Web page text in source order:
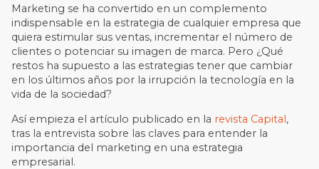
Marketing se ha convertido en un complemento
indispensable en la estrategia de cualquier empresa que
quiera estimular sus ventas, incrementar el número de
clientes o potenciar su imagen de marca. Pero ¿Qué
restos ha supuesto a las estrategias tener que cambiar
en los últimos años por la irrupción la tecnología en la
vida de la sociedad?
Así empieza el artículo publicado en la revista Capital,
tras la entrevista sobre las claves para entender la
importancia del marketing en una estrategia
empresarial.